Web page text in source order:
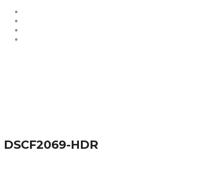
DSCF2069-HDR